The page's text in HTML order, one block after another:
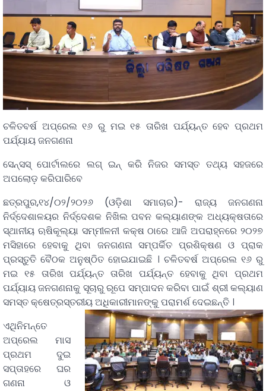
ଚଳିତବର୍ଷ ଅପ୍ରେଲ ୧୬ ରୁ ମଇ ୧୫ ତାରିଖ ପର୍ଯ୍ୟନ୍ତ ହେବ ପ୍ରଥମ
ପର୍ଯ୍ୟାୟ ଜନଗଣନା
ସେନ୍ସସ୍ ପୋର୍ଟାଲରେ ଲଗ୍ ଇନ୍ କରି ନିଜର ସମସ୍ତ ତଥ୍ୟ ସହଜରେ
ଅପଲୋଡ଼ କରିପାରିବେ
ଛତ୍ରପୁର,୧୪/୦୨/୨୦୨୬ (ଓଡ଼ିଶା ସମାଚାର)- ରାଜ୍ୟ ଜନଗଣନା
ନିର୍ଦ୍ଦେଶାଳୟର ନିର୍ଦ୍ଦେଶକ ନିଖିଲ ପବନ କଲ୍ୟାଣଙ୍କ ଅଧ୍ୟକ୍ଷତାରେ
ସ୍ଥାନୀୟ ଋଷିକୂଲ୍ୟା ସମ୍ମୀଳନୀ କକ୍ଷ ଠାରେ ଆଜି ଅପରାହ୍ନରେ ୨୦୨୭
ମସିହାରେ ହେବାକୁ ଥିବା ଜନଗଣନା ସମ୍ପର୍କିତ ପ୍ରଶିକ୍ଷଣ ଓ ପ୍ରାକ
ପ୍ରସ୍ତୁତି ବୈଠକ ଅନୁଷ୍ଠିତ ହୋଇଯାଇଛି । ଚଳିତବର୍ଷ ଅପ୍ରେଲ ୧୬ ରୁ
ମଇ ୧୫ ତାରିଖ ପର୍ଯ୍ୟନ୍ତ ତାରିଖ ପର୍ଯ୍ୟନ୍ତ ହେବାକୁ ଥିବା ପ୍ରଥମ
ପର୍ଯ୍ୟାୟ ଜନଗଣନାକୁ ସୂଚାରୁ ରୂପେ ସମ୍ପାଦନ କରିବା ପାଇଁ ଶ୍ରୀ କଲ୍ୟାଣ
ସମସ୍ତ କ୍ଷେତ୍ରସ୍ତରୀୟ ଅଧିକାରୀମାନଙ୍କୁ ପରାମର୍ଶ ଦେଇଛନ୍ତି ।
ଏଥିନିମନ୍ତେ
ଅପ୍ରେଲ ମାସ
ପ୍ରଥମ ଦୁଇ
ସପ୍ତାହରେ ଘର
ଗଣନା ଓ